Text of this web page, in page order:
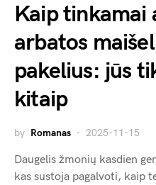
Kaip tinkamai
arbatos
pakelius: jūs
kitaip
by Romanas 2025-11-15
Daugelis žmonių kasdien
kas sustoja pagalvoti, kaip